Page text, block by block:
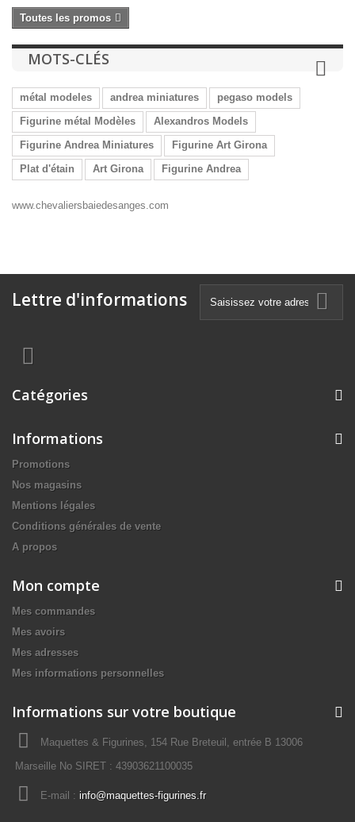
Toutes les promos
MOTS-CLÉS
métal modeles andrea miniatures
pegaso models
Figurine métal Modèles
Alexandros Models
Figurine Andrea Miniatures
Figurine Art Girona
Plat d'étain
Art Girona Figurine Andrea
www.chevaliersbaiedesanges.com
Lettre d'informations
Catégories
Informations
Promotions
Nos magasins
Mentions légales
Conditions générales de vente
A propos
Mon compte
Mes commandes
Mes avoirs
Mes adresses
Mes informations personnelles
Informations sur votre boutique
Maquettes & Figurines, 154 Rue Breteuil, entrée B 13006
Marseille No SIRET : 43903621100035
E-mail : info@maquettes-figurines.fr